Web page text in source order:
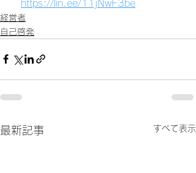
https://lin.ee/11jNwF3be
経営者
自己啓発
最新記事 すべて表示